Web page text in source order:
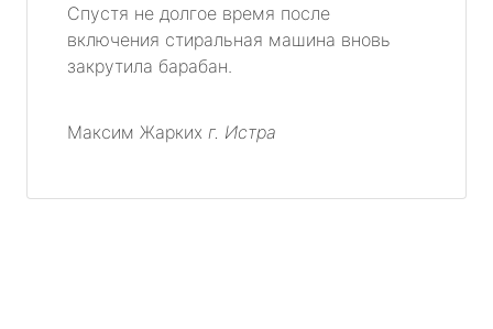
Спустя не долгое время после
включения стиральная машина вновь
закрутила барабан.
Максим Жарких г. Истра